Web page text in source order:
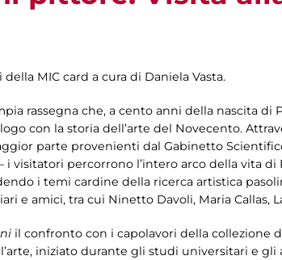
MIC card a cura di Daniela Vasta.
rassegna che, a cento anni della nascita di
con la storia dell’arte del Novecento.
parte provenienti dal Gabinetto
i visitatori percorrono l’intero arco della vita
i temi cardine della ricerca artistica
e amici, tra cui Ninetto Davoli, Maria Callas,
il confronto con i capolavori della collezione
iniziato durante gli studi universitari e gli